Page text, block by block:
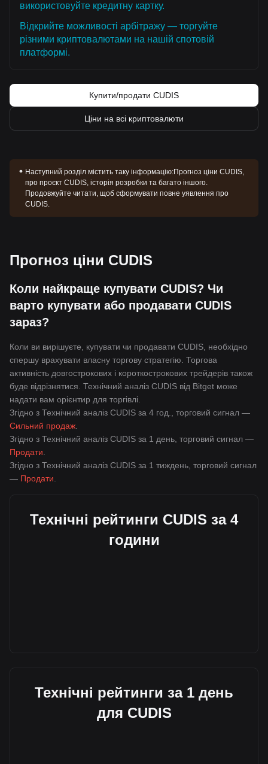
використовуйте кредитну картку.
Відкрийте можливості арбітражу — торгуйте
різними криптовалютами на нашій спотовій
платформі.
Купити/продати CUDIS
Ціни на всі криптовалюти
Наступний розділ містить таку інформацію:Прогноз ціни CUDIS,
про проєкт CUDIS, історія розробки та багато іншого.
Продовжуйте читати, щоб сформувати повне уявлення про
CUDIS.
Прогноз ціни CUDIS
Коли найкраще купувати CUDIS? Чи
варто купувати або продавати CUDIS
зараз?
Коли ви вирішуєте, купувати чи продавати CUDIS, необхідно
спершу врахувати власну торгову стратегію. Торгова
активність довгострокових і короткострокових трейдерів також
буде відрізнятися. Технічний аналіз CUDIS від Bitget може
надати вам орієнтир для торгівлі.
Згідно з Технічний аналіз CUDIS за 4 год., торговий сигнал —
Сильний продаж
Згідно з Технічний аналіз CUDIS за 1 день, торговий сигнал —
Продати
Згідно з Технічний аналіз CUDIS за 1 тиждень, торговий сигнал
— Продати
Технічні рейтинги CUDIS за 4
години
Технічні рейтинги за 1 день
для CUDIS